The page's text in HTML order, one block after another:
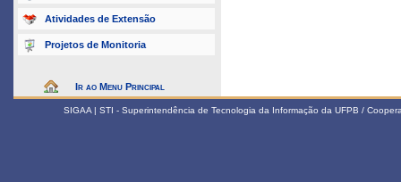
Atividades de Extensão
Projetos de Monitoria
Ir ao Menu Principal
SIGAA | STI - Superintendência de Tecnologia da Informação da UFPB /